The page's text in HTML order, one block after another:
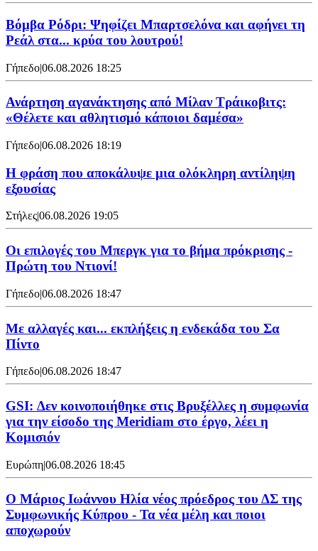
Βόμβα Ρόδρι: Ψηφίζει Μπαρτσελόνα και αφήνει τη
Ρεάλ στα... κρύα του λουτρού!
Γήπεδο|06.08.2026 18:25
Ανάρτηση αγανάκτησης από Μίλαν Τράικοβιτς:
«Θέλετε και αθλητισμό κάποιοι δαμέσα»
Γήπεδο|06.08.2026 18:19
Η φράση που αποκάλυψε μια ολόκληρη αντίληψη
εξουσίας
Στήλες|06.08.2026 19:05
Οι επιλογές του Μπεργκ για το βήμα πρόκρισης -
Πρώτη του Ντιονί!
Γήπεδο|06.08.2026 18:47
Με αλλαγές και... εκπλήξεις η ενδεκάδα του Σα
Πίντο
Γήπεδο|06.08.2026 18:47
GSI: Δεν κοινοποιήθηκε στις Βρυξέλλες η συμφωνία
για την είσοδο της Meridiam στο έργο, λέει η
Κομισιόν
Ευρώπη|06.08.2026 18:45
Ο Μάριος Ιωάννου Ηλία νέος πρόεδρος του ΔΣ της
Συμφωνικής Κύπρου - Τα νέα μέλη και ποιοι
αποχωρούν